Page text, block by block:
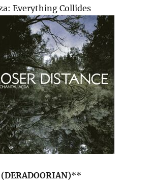
Everything Collides
**